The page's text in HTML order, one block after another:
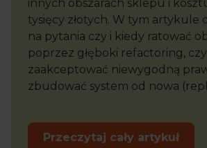
innych obszarach sklepu i
tysięcy złotych. W tym artykule
na pytania czy i kiedy ratować
poprzez głęboki refactoring,
zaakceptować niewygodną
zbudować system od nowa
Przeczytaj cały artykuł